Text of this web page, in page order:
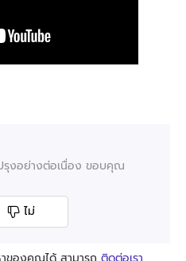
รุงอย่างต่อเนื่อง ขอบคุณ
ไม่